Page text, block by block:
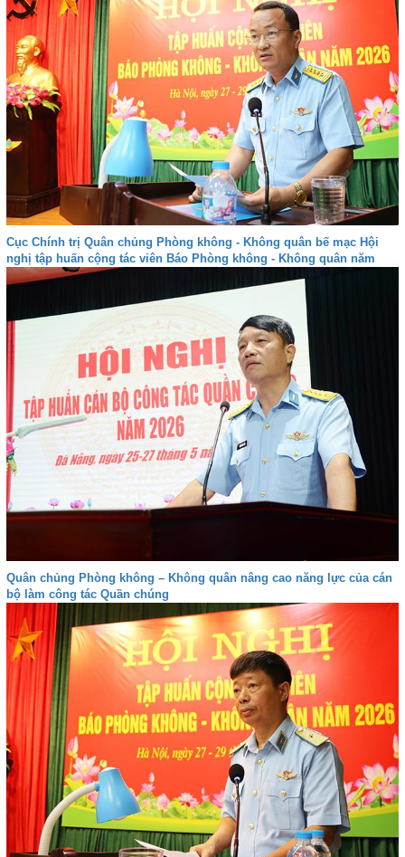
Cục Chính trị Quân chủng Phòng không - Không quân bế mạc Hội
nghị tập huấn cộng tác viên Báo Phòng không - Không quân năm
2026
Quân chủng Phòng không – Không quân nâng cao năng lực của cán
bộ làm công tác Quần chúng